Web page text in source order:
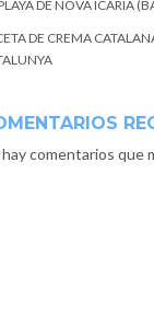
DE NOVA ICARIA
DE CREMA
comentarios que